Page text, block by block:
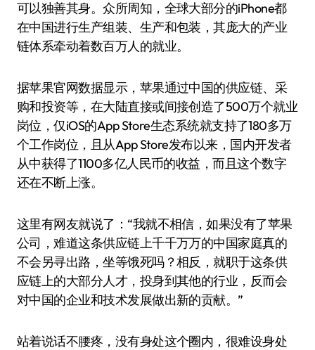
可以独善其身。众所周知，全球大部分的iPhone都
在中国进行生产组装、生产和包装，其庞大的产业
链体系牵动着数百万人的就业。
据苹果官网数据显示，苹果通过中国的供应链、采
购和投资等，在大陆直接或间接创造了500万个就业
岗位，仅iOS的App Store生态系统就支持了180多万
个工作岗位，且从App Store发布以来，国内开发者
从中获得了1100多亿人民币的收益，而且这个数字
还在不断上涨。
这里有网友就说了：“我就不相信，如果没有了苹果
公司，难道这条供应链上千千万万的中国家庭真的
不会另寻出路，坐等饿死吗？相反，就职于这条供
应链上的大部分人才，投身到其他的行业，反而会
对中国的企业和技术发展做出新的贡献。”
站着说话不腰疼，没有身处这个圈内，很难设身处